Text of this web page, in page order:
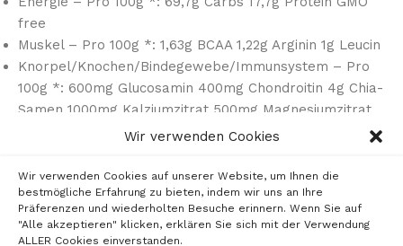
Wir verwenden Cookies
Wir verwenden Cookies auf unserer Website, um Ihnen die
bestmögliche Erfahrung zu bieten, indem wir uns an Ihre
Präferenzen und wiederholten Besuche erinnern. Wenn Sie auf
"Alle akzeptieren" klicken, erklären Sie sich mit der Verwendung
ALLER Cookies einverstanden.
free
Muskel – Pro 100g *: 1,63g BCAA 1,22g Arginin 1g Leucin
Knorpel/Knochen/Bindegewebe/Immunsystem – Pro
100g *: 600mg Glucosamin 400mg Chondroitin 4g Chia-
Samen 1000mg Kalziumzitrat 500mg Magnesiumzitrat,
smartager® Inside
Keine Laktose zugesetzt
Komplettes Proteinogenes Aminosäurespektrum
* berechnet
Zutaten